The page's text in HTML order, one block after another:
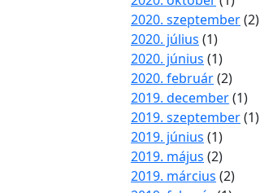
2020. szeptember(2)
2020. július (1)
2020. június (1)
2020. február(2)
2019. december(1)
2019. szeptember(1)
2019. június (1)
2019. május (2)
2019. március (2)